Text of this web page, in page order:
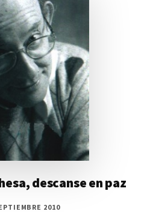
descanse en paz
2010